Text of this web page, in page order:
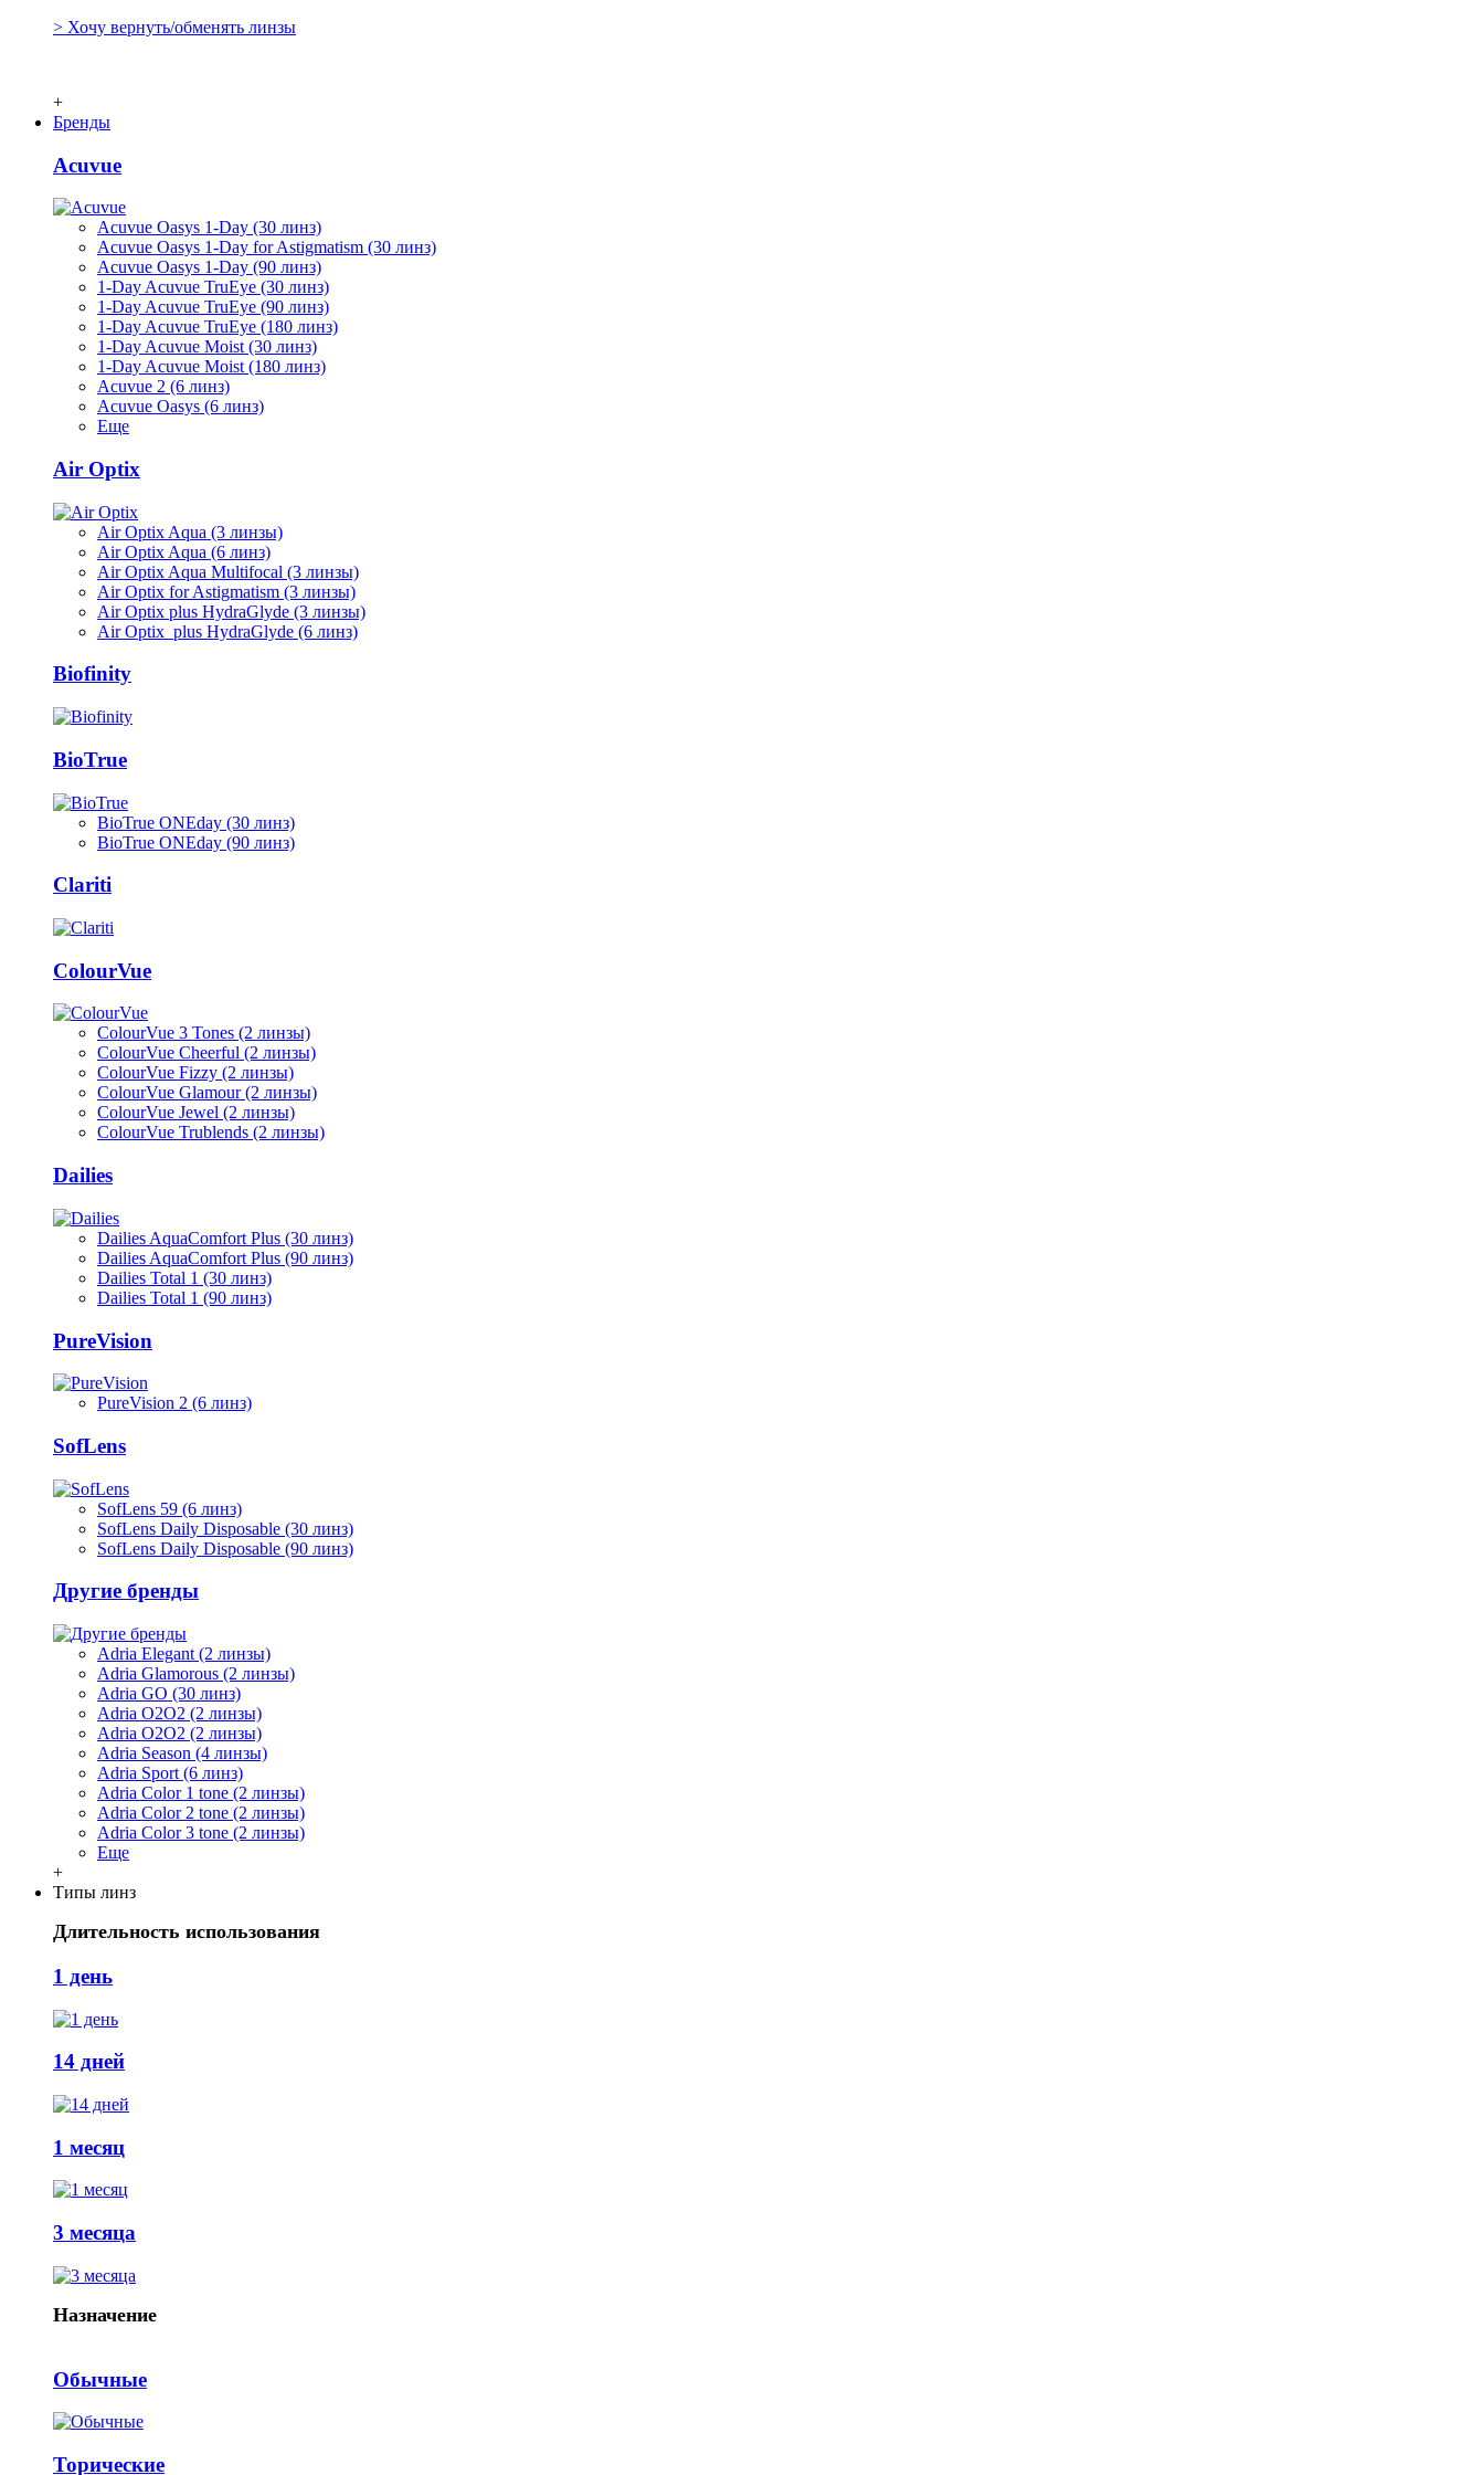
> Хочу вернуть/обменять линзы
+
Бренды
Acuvue
Acuvue Oasys 1-Day (30 линз)
Acuvue Oasys 1-Day for Astigmatism (30 линз)
Acuvue Oasys 1-Day (90 линз)
1-Day Acuvue TruEye (30 линз)
1-Day Acuvue TruEye (90 линз)
1-Day Acuvue TruEye (180 линз)
1-Day Acuvue Moist (30 линз)
1-Day Acuvue Moist (180 линз)
Acuvue 2 (6 линз)
Acuvue Oasys (6 линз)
Еще
Air Optix
Air Optix Aqua (3 линзы)
Air Optix Aqua (6 линз)
Air Optix Aqua Multifocal (3 линзы)
Air Optix for Astigmatism (3 линзы)
Air Optix plus HydraGlyde (3 линзы)
Air Optix plus HydraGlyde (6 линз)
Biofinity
BioTrue
BioTrue ONEday (30 линз)
BioTrue ONEday (90 линз)
Clariti
ColourVue
ColourVue 3 Tones (2 линзы)
ColourVue Cheerful (2 линзы)
ColourVue Fizzy (2 линзы)
ColourVue Glamour (2 линзы)
ColourVue Jewel (2 линзы)
ColourVue Trublends (2 линзы)
Dailies
Dailies AquaComfort Plus (30 линз)
Dailies AquaComfort Plus (90 линз)
Dailies Total 1 (30 линз)
Dailies Total 1 (90 линз)
PureVision
PureVision 2 (6 линз)
SofLens
SofLens 59 (6 линз)
SofLens Daily Disposable (30 линз)
SofLens Daily Disposable (90 линз)
Другие бренды
Adria Elegant (2 линзы)
Adria Glamorous (2 линзы)
Adria GO (30 линз)
Adria O2O2 (2 линзы)
Adria O2O2 (2 линзы)
Adria Season (4 линзы)
Adria Sport (6 линз)
Adria Сolor 1 tone (2 линзы)
Adria Сolor 2 tone (2 линзы)
Adria Сolor 3 tone (2 линзы)
Еще
+
Типы линз
Длительность использования
1 день
14 дней
1 месяц
3 месяца
Назначение
Обычные
Торические